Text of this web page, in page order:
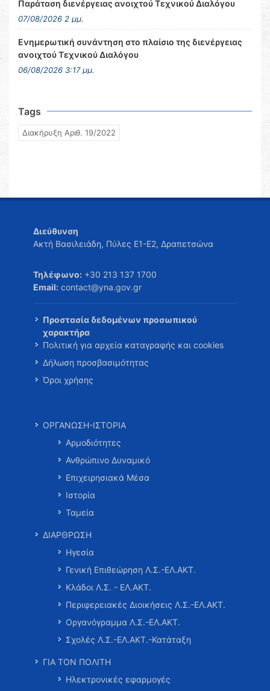
Παράταση διενέργειας ανοιχτού Τεχνικού Διαλόγου
07/08/2026 2 μμ.
Ενημερωτική συνάντηση στο πλαίσιο της διενέργειας
ανοιχτού Τεχνικού Διαλόγου
06/08/2026 3:17 μμ.
Tags
Διακήρυξη Αριθ. 19/2022
Διεύθυνση
Ακτή Βασιλειάδη, Πύλες Ε1-Ε2, Δραπετσώνα
Τηλέφωνο: +30 213 137 1700
Email: contact@yna.gov.gr
Προστασία δεδομένων προσωπικού
χαρακτήρα
Πολιτική για αρχεία καταγραφής και cookies
Δήλωση προσβασιμότητας
Όροι χρήσης
ΟΡΓΑΝΩΣΗ-ΙΣΤΟΡΙΑ
Αρμοδιότητες
Ανθρώπινο Δυναμικό
Επιχειρησιακά Μέσα
Ιστορία
Ταμεία
ΔΙΑΡΘΡΩΣΗ
Ηγεσία
Γενική Επιθεώρηση Λ.Σ.-ΕΛ.ΑΚΤ.
Κλάδοι Λ.Σ. - ΕΛ.ΑΚΤ.
Περιφερειακές Διοικήσεις Λ.Σ.-ΕΛ.ΑΚΤ.
Οργανόγραμμα Λ.Σ.-ΕΛ.ΑΚΤ.
Σχολές Λ.Σ.-ΕΛ.ΑΚΤ.-Κατάταξη
ΓΙΑ ΤΟΝ ΠΟΛΙΤΗ
Ηλεκτρονικές εφαρμογές